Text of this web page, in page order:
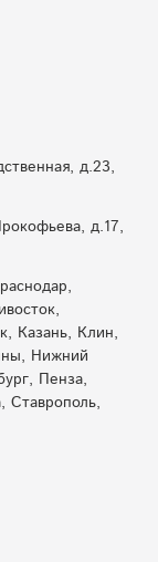
д.23,
д.17,
Казань, Клин,
Нижний
Пенза,
Ставрополь,